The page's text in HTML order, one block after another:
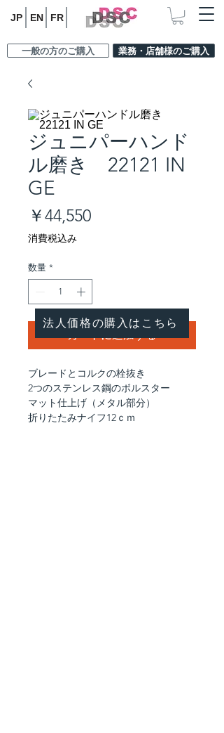
JP EN FR
一般の方のご購入 業務・店舗様のご購入
ジュニパーハンド
ル磨き 22121 IN
GE
￥44,550価
消費税込み
数量 *
ブレードとコルクの栓抜き
2つのステンレス鋼のボルスター
マット仕上げ（メタル部分）
折りたたみナイフ12ｃｍ
法人価格の購入はこちら